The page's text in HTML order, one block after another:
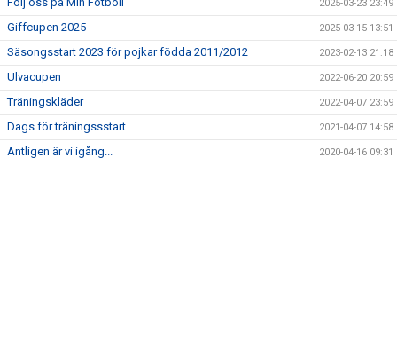
2025-03-23 23:49
Giffcupen 2025 2025-03-15 13:51
Säsongsstart 2023 för pojkar födda 2011/2012 2023-02-13 21:18
Ulvacupen 2022-06-20 20:59
Träningskläder 2022-04-07 23:59
Dags för träningssstart 2021-04-07 14:58
Äntligen är vi igång... 2020-04-16 09:31